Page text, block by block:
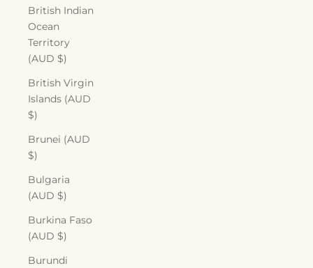
British Indian
Ocean
Territory
(AUD $)
British Virgin
Islands (AUD
$)
Brunei (AUD
$)
Bulgaria
(AUD $)
Burkina Faso
(AUD $)
Burundi